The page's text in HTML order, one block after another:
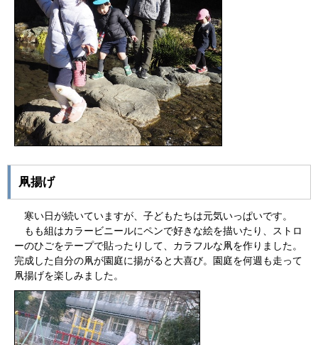
凧揚げ
寒い日が続いていますが、子どもたちは元気いっぱいです。
もも組はカラービニールにペンで好きな絵を描いたり、ストロ
ーのひごをテープで貼ったりして、カラフルな凧を作りました。
完成した自分の凧が園庭に揚がると大喜び。園庭を何週も走って
凧揚げを楽しみました。